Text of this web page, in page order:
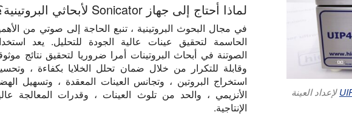
لماذا أحتاج إلى جهاز Sonicator لأبحاثي البروتينية؟
في مجال البحوث البروتينية ، تنبع الحاجة إلى صوتي من
الحاسمة لتحقيق عينات عالية الجودة للتحليل. يعد
الصوتنة في أبحاث البروتينات أمرا ضروريا لتحقيق نتائج
وقابلة للتكرار من خلال ضمان تحلل الخلايا بكفاءة ،
استخراج البروتين ، وتجانس العينات المعقدة ، وتسهيل
الأنزيمي ، والحد من تلوث العينات ، وقدرات المعالجة
الإنتاجية.
لإعداد العينة